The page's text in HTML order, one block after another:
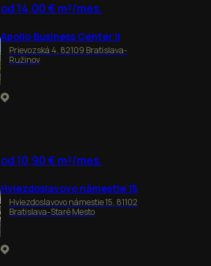
od 14,00 € m²/mes.
Apollo Business Center II
Prievozská 4, 82109 Bratislava-
Ružinov
od 10,90 € m²/mes.
Hviezdoslavovo námestie 15
Hviezdoslavovo námestie 15, 81102
Bratislava-Staré Mesto